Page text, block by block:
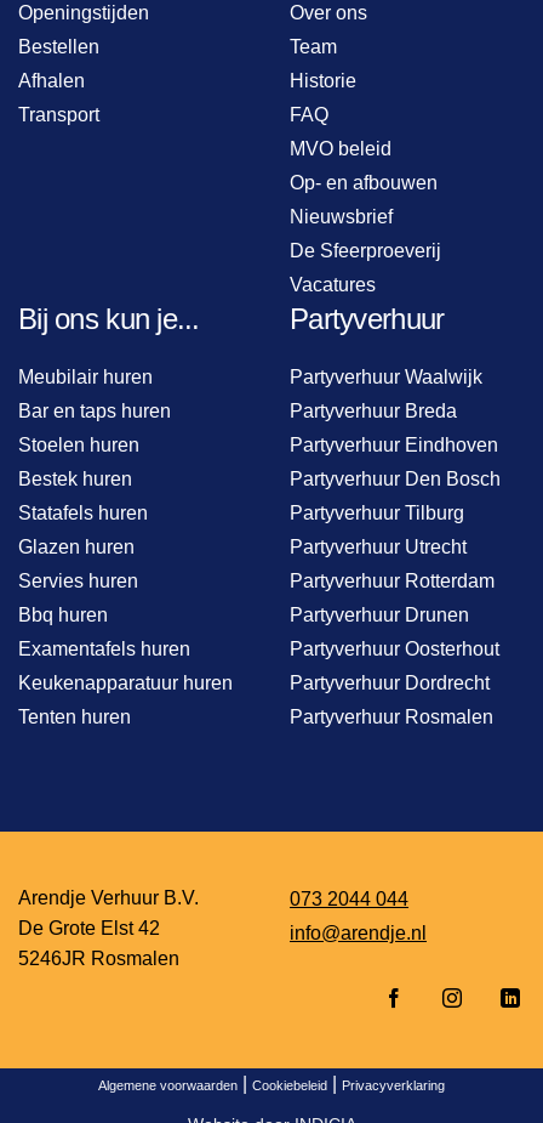
Openingstijden
Bestellen
Afhalen
Transport
Over ons
Team
Historie
FAQ
MVO beleid
Op- en afbouwen
Nieuwsbrief
De Sfeerproeverij
Vacatures
Bij ons kun je...
Meubilair huren
Bar en taps huren
Stoelen huren
Bestek huren
Statafels huren
Glazen huren
Servies huren
Bbq huren
Examentafels huren
Keukenapparatuur huren
Tenten huren
Partyverhuur
Partyverhuur Waalwijk
Partyverhuur Breda
Partyverhuur Eindhoven
Partyverhuur Den Bosch
Partyverhuur Tilburg
Partyverhuur Utrecht
Partyverhuur Rotterdam
Partyverhuur Drunen
Partyverhuur Oosterhout
Partyverhuur Dordrecht
Partyverhuur Rosmalen
Arendje Verhuur B.V.
De Grote Elst 42
5246JR Rosmalen
073 2044 044
info@arendje.nl
Algemene voorwaarden Cookiebeleid Privacyverklaring